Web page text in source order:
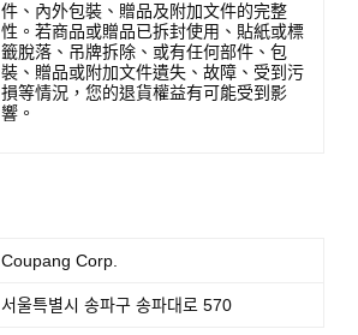
件、內外包裝、贈品及附加文件的完整
性。若商品或贈品已拆封使用、貼紙或標
籤脫落、吊牌拆除、或有任何部件、包
裝、贈品或附加文件遺失、故障、受到污
損等情況，您的退貨權益有可能受到影
響。
Coupang Corp.
서울특별시 송파구 송파대로 570